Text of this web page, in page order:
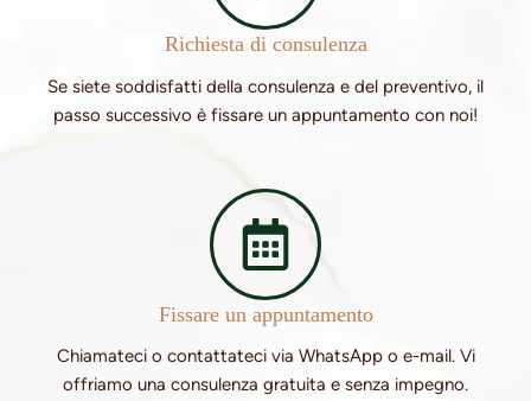
Richiesta di consulenza
Se siete soddisfatti della consulenza e del preventivo, il
passo successivo è fissare un appuntamento con noi!
Fissare un appuntamento
Chiamateci o contattateci via WhatsApp o e-mail. Vi
offriamo una consulenza gratuita e senza impegno.